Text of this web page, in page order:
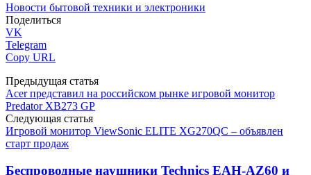
Новости бытовой техники и электроники
Поделиться
VK
Telegram
Copy URL
Предыдущая статья
Acer представил на российском рынке игровой монитор
Predator XB273 GP
Следующая статья
Игровой монитор ViewSonic ELITE XG270QC – объявлен
старт продаж
Беспроводные наушники Technics EAH-AZ60 и